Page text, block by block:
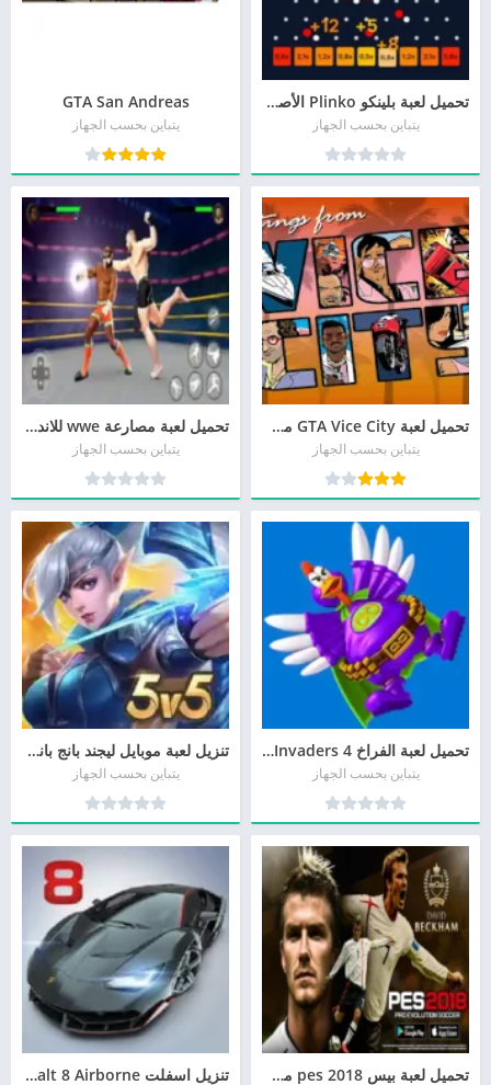
تحميل لعبة بلينكو Plinko الأصلية من ميديا فاير
يتباين بحسب الجهاز
GTA San Andreas
يتباين بحسب الجهاز
تحميل لعبة GTA Vice City مضغوطة للكمبيوتر من ميديا فاير
يتباين بحسب الجهاز
تحميل لعبة مصارعة wwe للاندرويد و للأيفون من ميديا فاير
يتباين بحسب الجهاز
تحميل لعبة الفراخ 4 Chicken Invaders مجاناً
يتباين بحسب الجهاز
تنزيل لعبة موبايل ليجند بانج بانج مواجهة الأبطال
يتباين بحسب الجهاز
تحميل لعبة بيس 2018 pes من ميديا فاير تنزيل اسفلت Asphalt 8 Airborne الاصليه 2026 مجانا